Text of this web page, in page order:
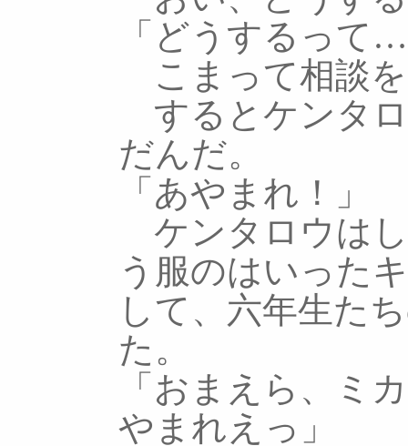
「どうするっ
こまって相談
するとケンタ
だんだ。
「あやまれ！」
ケンタロウは
う服のはいった
して、六年生た
た。
「おまえら、ミ
やまれえっ」